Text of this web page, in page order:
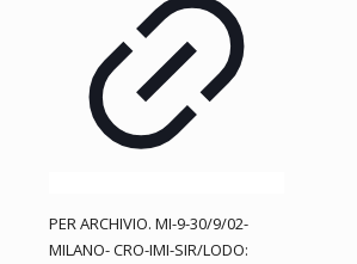
PER ARCHIVIO. MI-9-30/9/02-
MILANO- CRO-IMI-SIR/LODO: